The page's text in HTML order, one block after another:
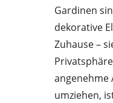
Gardinen
dekorative
Zuhause –
angenehme
umziehen,